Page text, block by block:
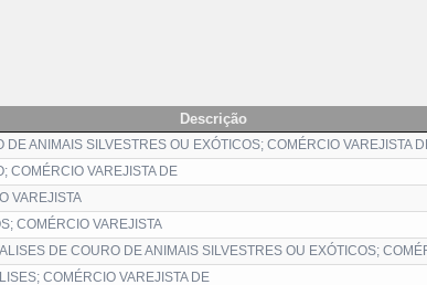
Descrição
ANIMAIS SILVESTRES OU EXÓTICOS; COMÉRCIO VAREJISTA
COMÉRCIO VAREJISTA DE
VAREJISTA
COMÉRCIO VAREJISTA
DE COURO DE ANIMAIS SILVESTRES OU EXÓTICOS;
COMÉRCIO VAREJISTA DE